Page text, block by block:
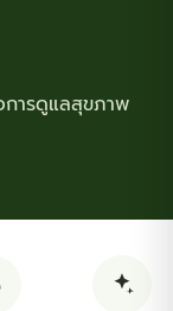
ารดูแลสุขภาพ